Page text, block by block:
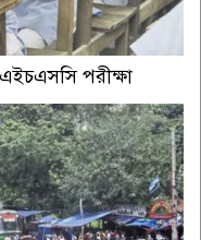
এইচএসসি পরীক্ষা